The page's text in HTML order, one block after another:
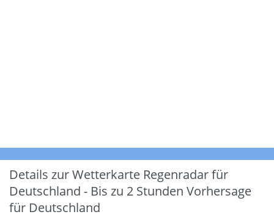
Details zur Wetterkarte Regenradar für
Deutschland - Bis zu 2 Stunden Vorhersage
für Deutschland